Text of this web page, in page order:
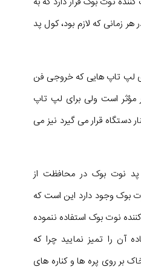
هر زمانی که لازم بود، کول پد
لپ تاپ هایی که خروجی فن
مؤثر است ولی برای لپ تاپ
قرار می گیرد نیز می
نوت بوک در محافظت از
بوک وجود دارد این است که
نوت بوک استفاده ننموده
آن را تمیز نمایید چرا که
بر روی پره ها و کناره های